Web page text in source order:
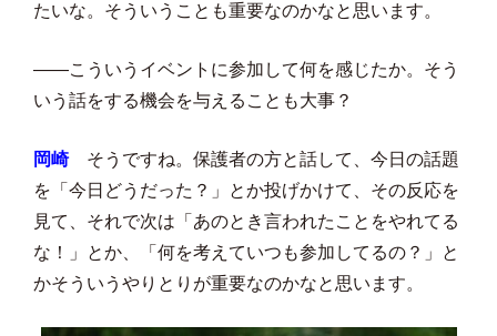
たいな。そういうことも重要なのかなと思います。
――こういうイベントに参加して何を感じたか。そう
いう話をする機会を与えることも大事？
岡崎そうですね。保護者の方と話して、今日の話題
を「今日どうだった？」とか投げかけて、その反応を
見て、それで次は「あのとき言われたことをやれてる
な！」とか、「何を考えていつも参加してるの？」と
かそういうやりとりが重要なのかなと思います。